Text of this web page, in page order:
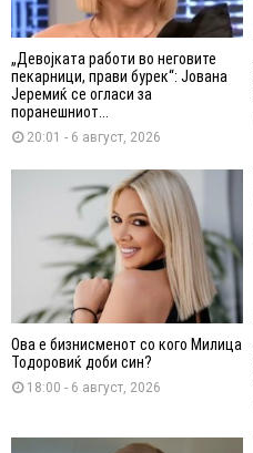
„Девојката работи во неговите
пекарници, прави бурек“: Јована
Јеремиќ се огласи за
поранешниот...
20:01 - 6 август, 2026
Ова е бизнисменот со кого Милица
Тодоровиќ доби син?
18:00 - 6 август, 2026